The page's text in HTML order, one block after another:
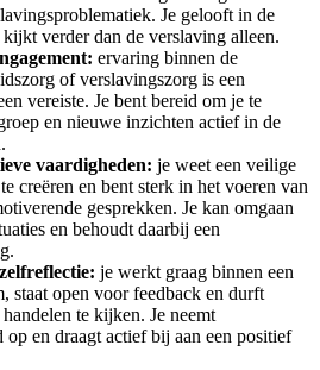
Je gelooft in de
verder dan de verslaving alleen.
ervaring binnen de
of verslavingszorg is een
vereiste. Je bent bereid om je te
en nieuwe inzichten actief in de
vaardigheden: je weet een veilige
creëren en bent sterk in het voeren van
gesprekken. Je kan omgaan
en behoudt daarbij een
je werkt graag binnen een
staat open voor feedback en durft
te kijken. Je neemt
en draagt actief bij aan een positief